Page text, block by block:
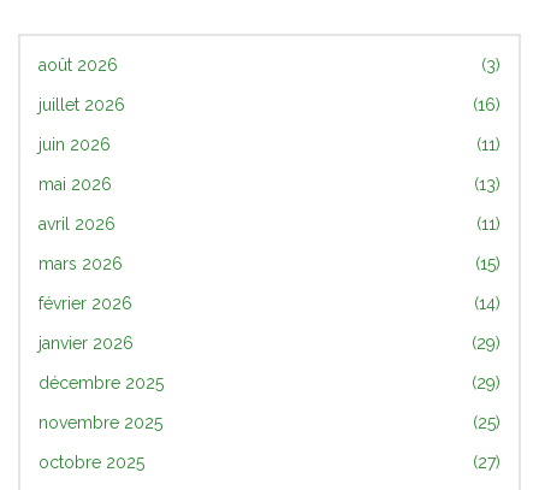
août 2026 (3)
juillet 2026 (16)
juin 2026 (11)
mai 2026 (13)
avril 2026 (11)
mars 2026 (15)
février 2026 (14)
janvier 2026 (29)
décembre 2025 (29)
novembre 2025 (25)
octobre 2025 (27)